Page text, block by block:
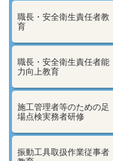
職長・安全衛生責任者教
育
職長・安全衛生責任者能
力向上教育
施工管理者等のための足
場点検実務者研修
振動工具取扱作業従事者